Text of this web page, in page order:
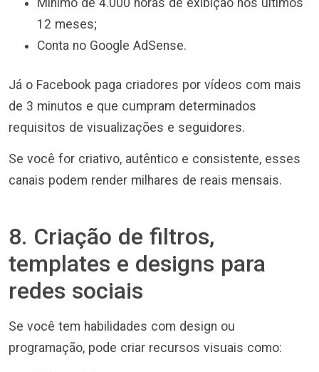
Mínimo de 4.000 horas de exibição nos últimos
12 meses;
Conta no Google AdSense.
Já o Facebook paga criadores por vídeos com mais
de 3 minutos e que cumpram determinados
requisitos de visualizações e seguidores.
Se você for criativo, autêntico e consistente, esses
canais podem render milhares de reais mensais.
8. Criação de filtros,
templates e designs para
redes sociais
Se você tem habilidades com design ou
programação, pode criar recursos visuais como: